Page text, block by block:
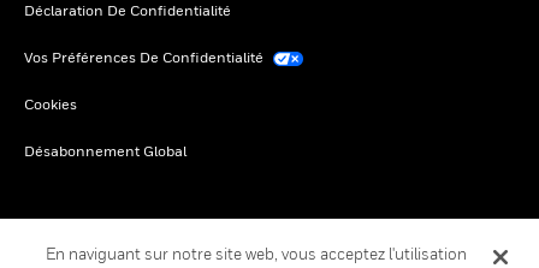
Déclaration De Confidentialité
Vos Préférences De Confidentialité
Cookies
Désabonnement Global
En naviguant sur notre site web, vous acceptez l'utilisation